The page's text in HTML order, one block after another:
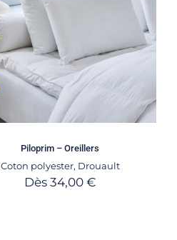
Piloprim – Oreillers
Coton polyester, Drouault
Dès34,00€